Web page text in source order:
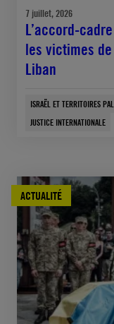
7 juillet, 2026
L’accord-
les victimes
Liban
ISRAËL ET TERRITOIRES
JUSTICE INTERNATIONALE
ACTUALITÉ